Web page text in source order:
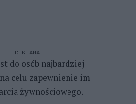
REKLAMA
do osób najbardziej
celu zapewnienie im
żywnościowego.